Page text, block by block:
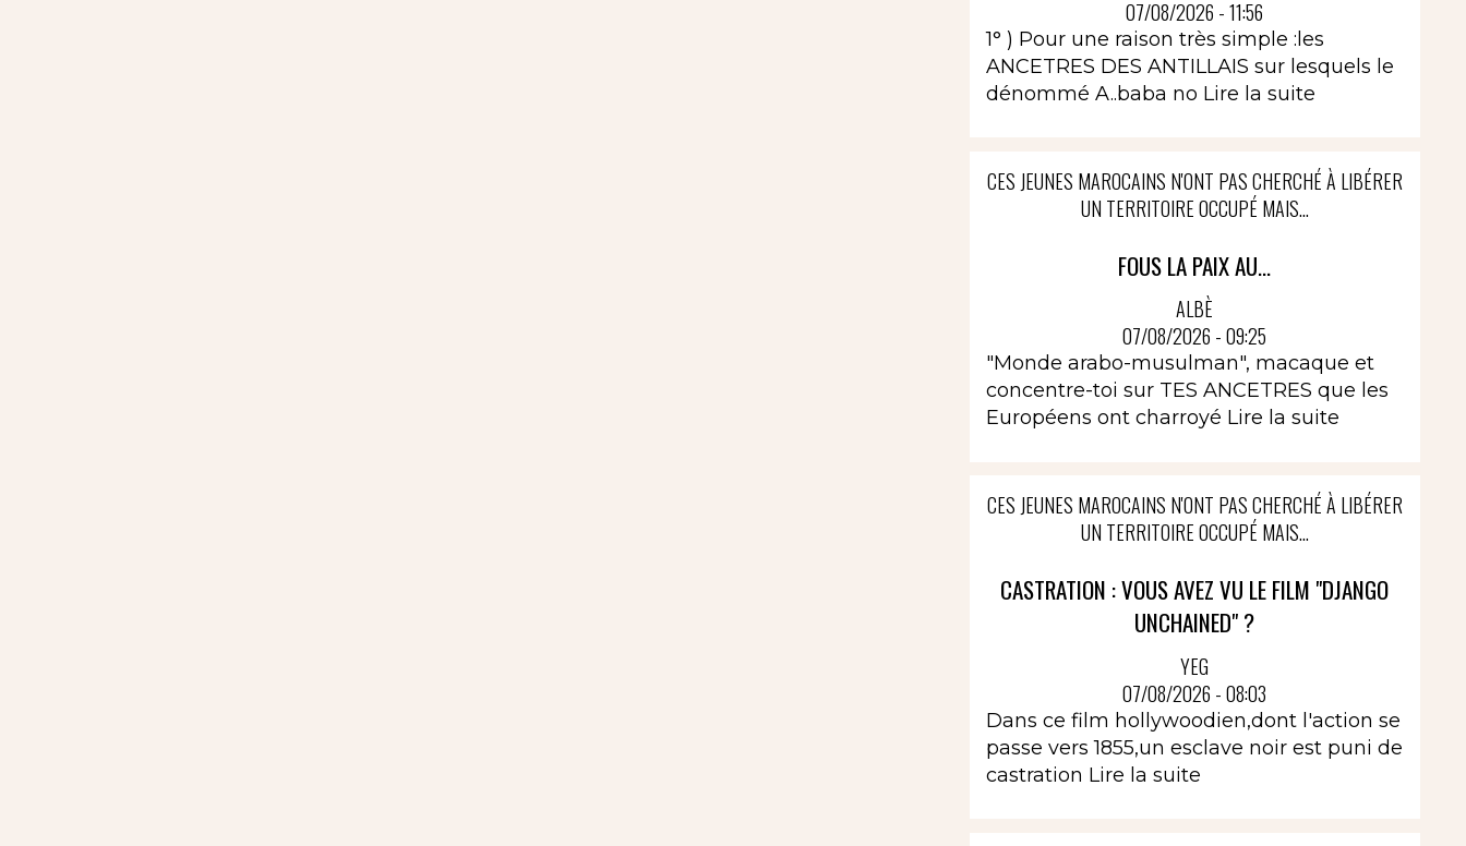
07/08/2026 - 11:56
1° ) Pour une raison très simple :les
ANCETRES DES ANTILLAIS sur lesquels le
dénommé A..baba no Lire la suite
CES JEUNES MAROCAINS N'ONT PAS CHERCHÉ À LIBÉRER
UN TERRITOIRE OCCUPÉ MAIS...
FOUS LA PAIX AU...
ALBÈ
07/08/2026 - 09:25
"Monde arabo-musulman", macaque et
concentre-toi sur TES ANCETRES que les
Européens ont charroyé Lire la suite
CES JEUNES MAROCAINS N'ONT PAS CHERCHÉ À LIBÉRER
UN TERRITOIRE OCCUPÉ MAIS...
CASTRATION : VOUS AVEZ VU LE FILM "DJANGO
UNCHAINED" ?
YEG
07/08/2026 - 08:03
Dans ce film hollywoodien,dont l'action se
passe vers 1855,un esclave noir est puni de
castration Lire la suite